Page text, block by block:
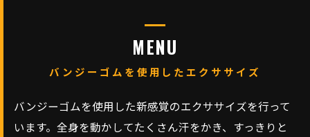
バンジーゴムを使用したエクササイズ
MENU
バンジーゴムを使用した新感覚のエクササイズを行って
います。全身を動かしてたくさん汗をかき、すっきりと